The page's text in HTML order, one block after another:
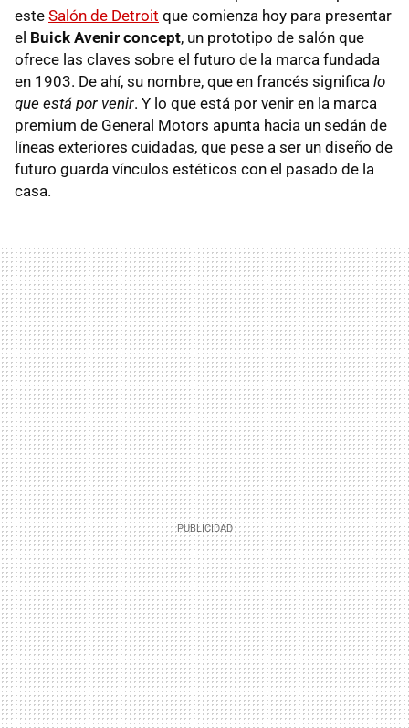
este Salón de Detroit que comienza hoy para presentar
el Buick Avenir concept, un prototipo de salón que
ofrece las claves sobre el futuro de la marca fundada
en 1903. De ahí, su nombre, que en francés significa lo
que está por venir. Y lo que está por venir en la marca
premium de General Motors apunta hacia un sedán de
líneas exteriores cuidadas, que pese a ser un diseño de
futuro guarda vínculos estéticos con el pasado de la
casa.